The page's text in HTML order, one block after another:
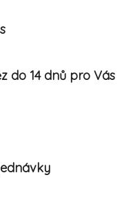
do 14 dnů pro Vás